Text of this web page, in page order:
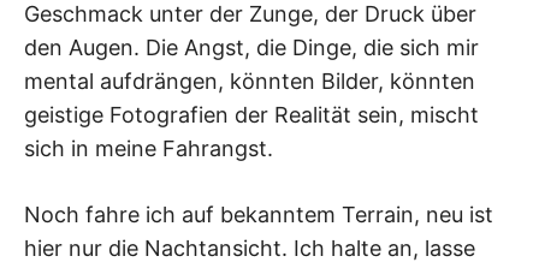
Geschmack unter der Zunge, der Druck über
den Augen. Die Angst, die Dinge, die sich mir
mental aufdrängen, könnten Bilder, könnten
geistige Fotografien der Realität sein, mischt
sich in meine Fahrangst.
Noch fahre ich auf bekanntem Terrain, neu ist
hier nur die Nachtansicht. Ich halte an, lasse